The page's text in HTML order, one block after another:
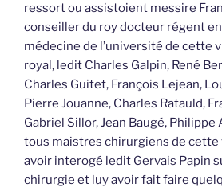
ressort ou assistoient messire
conseiller du roy docteur régent
médecine de l’université de cette
royal, ledit Charles Galpin, René
Charles Guitet, François Lejean,
Pierre Jouanne, Charles Ratauld,
Gabriel Sillor, Jean Baugé,
tous maistres chirurgiens de cette
avoir interogé ledit Gervais Papin
chirurgie et luy avoir fait faire